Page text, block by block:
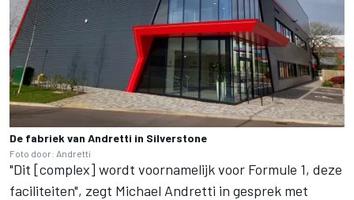
De fabriek van Andretti in Silverstone
Foto door: Andretti
"Dit [complex] wordt voornamelijk voor Formule 1, deze
faciliteiten", zegt Michael Andretti in gesprek met